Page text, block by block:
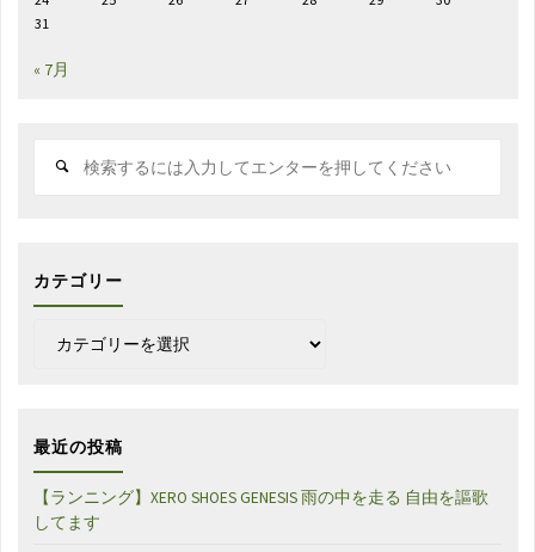
31
« 7月
カテゴリー
最近の投稿
【ランニング】XERO SHOES GENESIS 雨の中を走る 自由を謳歌
してます